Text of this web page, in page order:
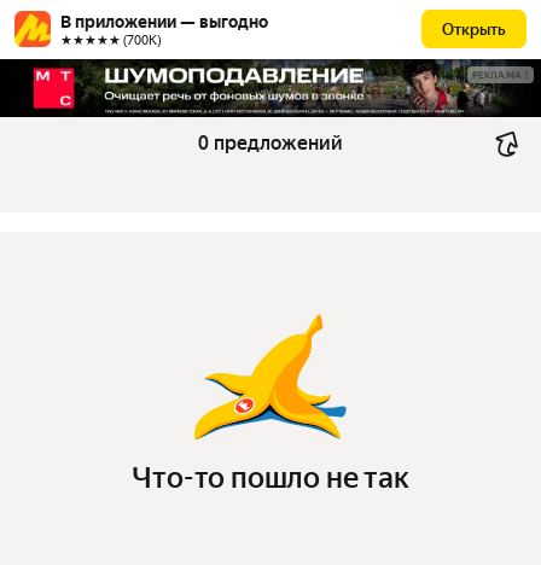
В приложении — выгодно
★★★★★ (700К)
Открыть
РЕКЛАМА
0 предложений
Что-то пошло не так